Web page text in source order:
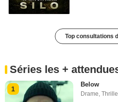
Top consultations
Séries les +
1
Below
Drame ,